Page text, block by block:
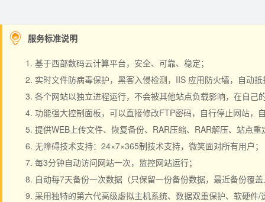
服务标准说明
基于西部数码云计算平台，安全、可靠、稳定；
实时文件防病毒保护，黑客入侵检测，IIS 应用防火墙，自动
各个网站以独立进程运行，不会被其他站点负载影响，在自己
功能强大控制面板，可以直接修改FTP密码，自行停止网站，
提供WEB上传文件、恢复备份、RAR压缩、RAR解压、站点
无障碍技术支持：24×7×365制技术支持，微笑面对所有用户；
每3分钟自动访问网站一次，监控网站运行；
自动每7天备份一次数据（只保留一份备份数据，最近备份覆
采用独特的第六代高级虚拟主机系统、数据双重保护、软硬件/